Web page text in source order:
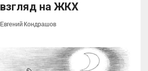
на ЖКХ
Евгений Кондрашов